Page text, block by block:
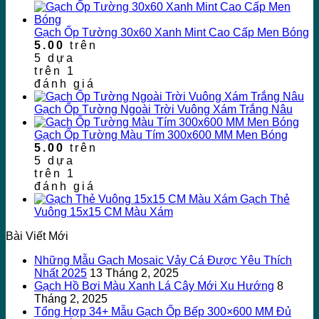
Gạch Ốp Tường 30x60 Xanh Mint Cao Cấp Men Bóng
5.00 trên
5 dựa
trên 1
đánh giá
Gạch Ốp Tường Ngoài Trời Vuông Xám Trắng Nâu
Gạch Ốp Tường Màu Tím 300x600 MM Men Bóng
5.00 trên
5 dựa
trên 1
đánh giá
Gạch Thẻ
Vuông 15x15 CM Màu Xám
Bài Viết Mới
Những Mẫu Gạch Mosaic Vảy Cá Được Yêu Thích
Nhất 2025 13 Tháng 2, 2025
Gạch Hồ Bơi Màu Xanh Lá Cây Mới Xu Hướng 8
Tháng 2, 2025
Tổng Hợp 34+ Mẫu Gạch Ốp Bếp 300×600 MM Đủ